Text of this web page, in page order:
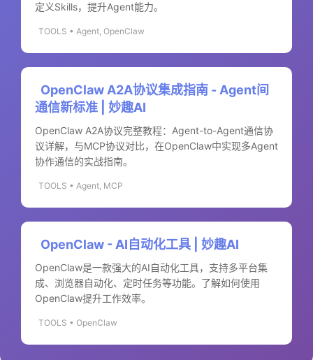
定义Skills，提升Agent能力。
TOOLS • Agent, OpenClaw
OpenClaw A2A协议集成指南 - Agent间
通信新标准 | 妙趣AI
OpenClaw A2A协议完整教程：Agent-to-Agent通信协
议详解，与MCP协议对比，在OpenClaw中实现多Agent
协作通信的实战指南。
TOOLS • Agent, MCP
OpenClaw - AI自动化工具 | 妙趣AI
OpenClaw是一款强大的AI自动化工具，支持多平台集
成、浏览器自动化、定时任务等功能。了解如何使用
OpenClaw提升工作效率。
TOOLS • OpenClaw